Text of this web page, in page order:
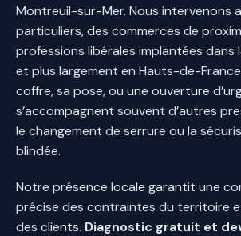
Montreuil-sur-Mer. Nous intervenons
particuliers, des commerces de
professions libérales implantées dans
et plus largement en Hauts-de-
coffre, sa pose, ou une ouverture
s’accompagnent souvent d’autres
le changement de serrure ou la
blindée.
Notre présence locale garantit une
précise des contraintes du territoire
des clients. Diagnostic gratuit et